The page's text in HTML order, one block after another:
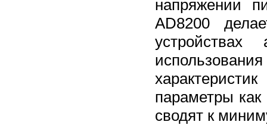
напряжении
AD8200
устройствах
параметры
сводят к